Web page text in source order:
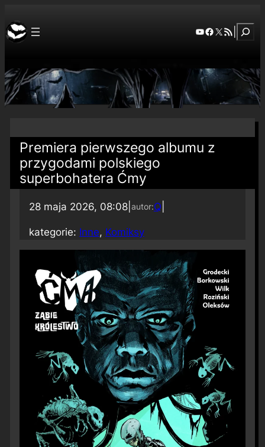
YouTube
Facebook
X RSS Feed
Premiera pierwszego albumu z
przygodami polskiego
superbohatera Ćmy
28 maja 2026, 08:08| autor:Q
kategorie: Inne, Komiksy